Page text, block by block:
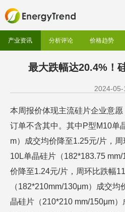
产业资讯 分析评论 价格趋势
最大跌幅达20.4%！
2024-05-
本周报价体现主流硅片企业意
订单不含其中。其中P型M10单
m）成交均价降至1.25元/片，
10L单晶硅片（182*183.75
价降至1.24元/片，周环比跌幅
（182*210mm/130μm）成交
晶硅片（210*210 mm/150μm）